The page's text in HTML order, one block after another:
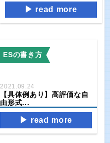
read more
ESの書き方
2021.09.24
【具体例あり】高評価な自
由形式...
read more